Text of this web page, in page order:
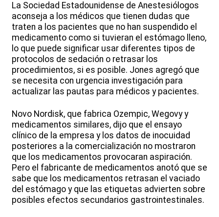
La Sociedad Estadounidense de Anestesiólogos
aconseja a los médicos que tienen dudas que
traten a los pacientes que no han suspendido el
medicamento como si tuvieran el estómago lleno,
lo que puede significar usar diferentes tipos de
protocolos de sedación o retrasar los
procedimientos, si es posible. Jones agregó que
se necesita con urgencia investigación para
actualizar las pautas para médicos y pacientes.
Novo Nordisk, que fabrica Ozempic, Wegovy y
medicamentos similares, dijo que el ensayo
clínico de la empresa y los datos de inocuidad
posteriores a la comercialización no mostraron
que los medicamentos provocaran aspiración.
Pero el fabricante de medicamentos anotó que se
sabe que los medicamentos retrasan el vaciado
del estómago y que las etiquetas advierten sobre
posibles efectos secundarios gastrointestinales.